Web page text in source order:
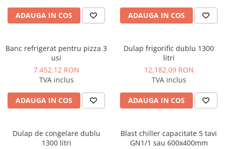
ADAUGA IN COS ADAUGA IN COS
Banc refrigerat pentru pizza 3
usi
7.452,12 RON
TVA inclus
ADAUGA IN COS
Dulap frigorific dublu 1300
litri
12.182,09 RON
TVA inclus
ADAUGA IN COS
Dulap de congelare dublu
1300 litri
Blast chiller capacitate 5 tavi
GN1/1 sau 600x400mm